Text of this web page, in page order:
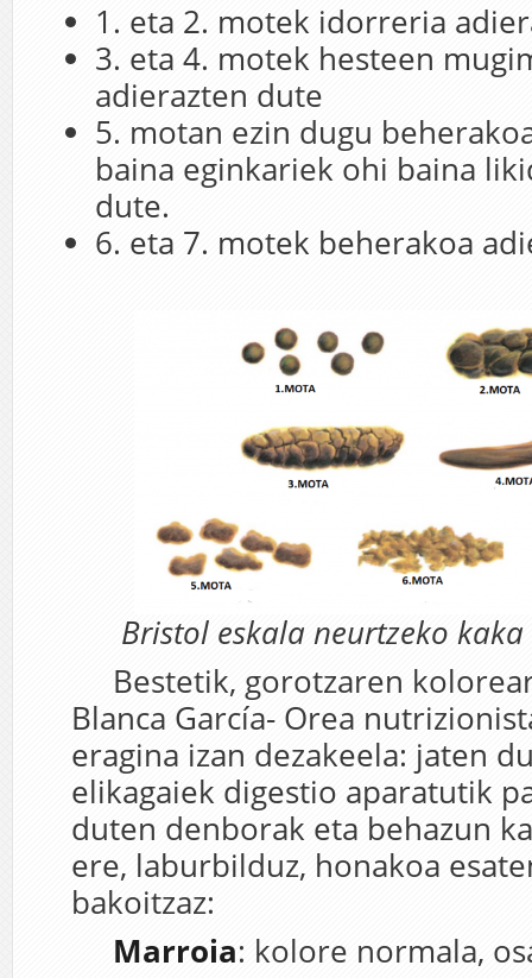
1. eta 2. motek idorreria
3. eta 4. motek hesteen
adierazten dute
5. motan ezin dugu
baina eginkariek ohi baina
dute.
6. eta 7. motek beherakoa
Bristol eskala neurtzeko
Bestetik, gorotzaren
Blanca García- Orea
eragina izan dezakeela: jaten
elikagaiek digestio aparatutik
duten denborak eta behazun
ere, laburbilduz, honakoa
bakoitzaz:
Marroia: kolore normala,